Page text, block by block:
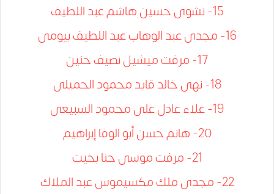
15- نشوى حسين هاشم عبد اللطيف
16- مجدى عبد الوهاب عبد اللطيف بيومى
17- مرفت ميشيل نصيف حنين
18- نهى خالد قايد محمود الحميلى
19- علاء عادل على محمود السبيعى
20- هانم حسن أبو الوفا إبراهيم
21- مرفت موسى حنا بخيت
22- مجدى ملك مكسيموس عبد الملاك